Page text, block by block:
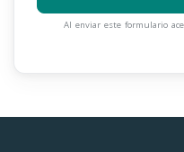
Al enviar este formulario